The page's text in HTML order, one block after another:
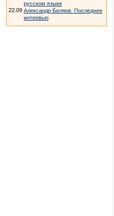
русском языке
22.09 Александр Беляев. Последнее
интервью